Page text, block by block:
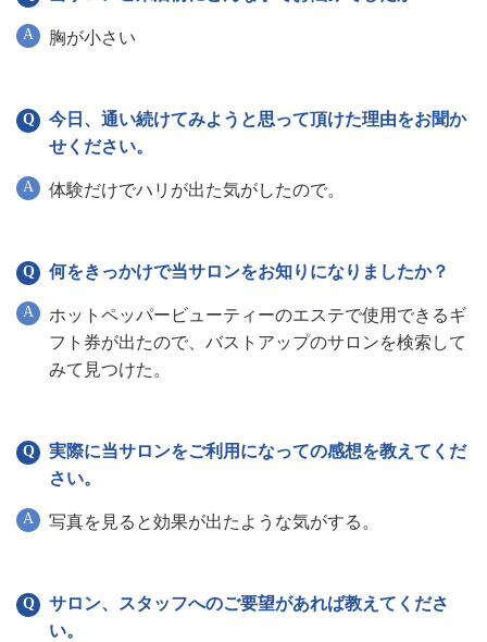
胸が小さい
今日、通い続けてみようと思って頂けた理由をお聞か
せください。
体験だけでハリが出た気がしたので。
何をきっかけで当サロンをお知りになりましたか？
ホットペッパービューティーのエステで使用できるギ
フト券が出たので、バストアップのサロンを検索して
みて見つけた。
実際に当サロンをご利用になっての感想を教えてくだ
さい。
写真を見ると効果が出たような気がする。
サロン、スタッフへのご要望があれば教えてくださ
い。